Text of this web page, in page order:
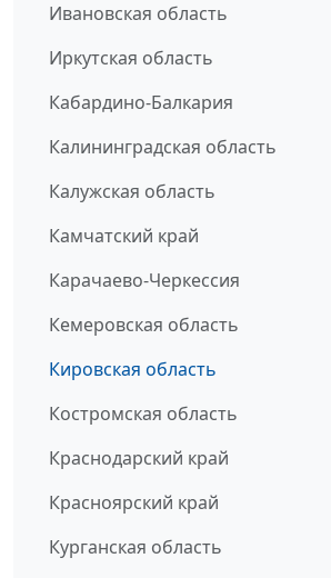
Ивановская область
Иркутская область
Кабардино-Балкария
Калининградская область
Калужская область
Камчатский край
Карачаево-Черкессия
Кемеровская область
Кировская область
Костромская область
Краснодарский край
Красноярский край
Курганская область